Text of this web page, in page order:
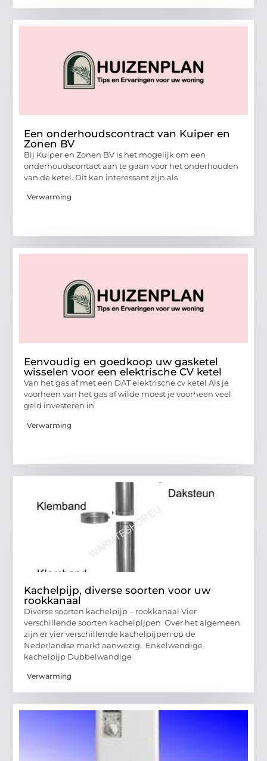
Een onderhoudscontract van Kuiper en
Zonen BV
Bij Kuiper en Zonen BV is het mogelijk om een
onderhoudscontact aan te gaan voor het onderhouden
van de ketel. Dit kan interessant zijn als
Verwarming
Eenvoudig en goedkoop uw gasketel
wisselen voor een elektrische CV ketel
Van het gas af met een DAT elektrische cv ketel Als je
voorheen van het gas af wilde moest je voorheen veel
geld investeren in
Verwarming
Kachelpijp, diverse soorten voor uw
rookkanaal
Diverse soorten kachelpijp – rookkanaal Vier
verschillende soorten kachelpijpen Over het algemeen
zijn er vier verschillende kachelpijpen op de
Nederlandse markt aanwezig. Enkelwandige
kachelpijp Dubbelwandige
Verwarming